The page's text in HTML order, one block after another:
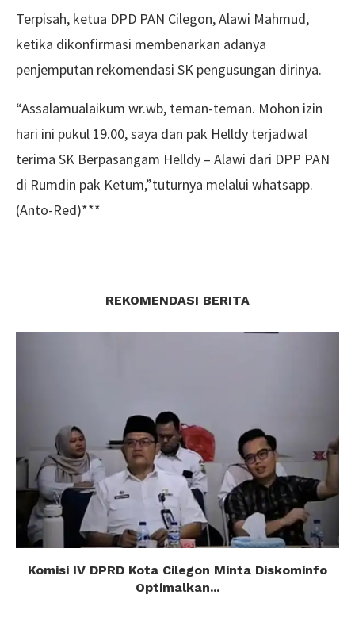
Terpisah, ketua DPD PAN Cilegon, Alawi Mahmud,
ketika dikonfirmasi membenarkan adanya
penjemputan rekomendasi SK pengusungan dirinya.
“Assalamualaikum wr.wb, teman-teman. Mohon izin
hari ini pukul 19.00, saya dan pak Helldy terjadwal
terima SK Berpasangam Helldy – Alawi dari DPP PAN
di Rumdin pak Ketum,”tuturnya melalui whatsapp.
(Anto-Red)***
REKOMENDASI BERITA
Komisi IV DPRD Kota Cilegon Minta Diskominfo
Optimalkan...